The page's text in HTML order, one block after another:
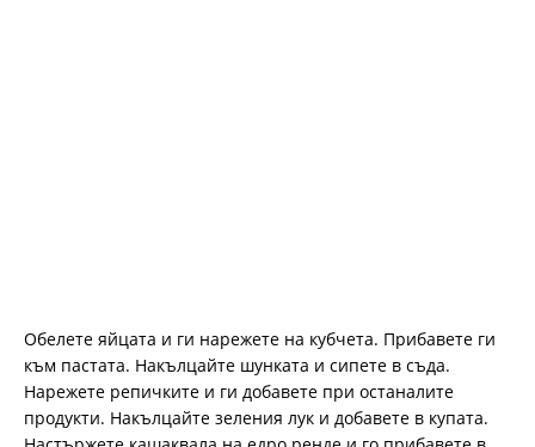
Обелете яйцата и ги нарежете на кубчета. Прибавете ги
към пастата. Накълцайте шунката и сипете в съда.
Нарежете репичките и ги добавете при останалите
продукти. Накълцайте зеления лук и добавете в купата.